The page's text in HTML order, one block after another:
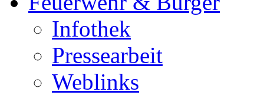
Infothek
Pressearbeit
Weblinks